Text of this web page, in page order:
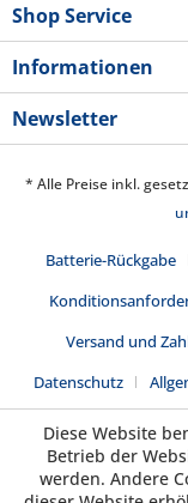
Shop Service
Informationen
Newsletter
* Alle Preise inkl.
Batterie-Rückgabe
Versand und
Datenschutz
Diese Website
Betrieb der
werden. Andere